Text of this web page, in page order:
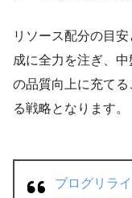
リソース配分の目
成に全力を注ぎ、
の品質向上に充て
る戦略となります。
ブログリラ